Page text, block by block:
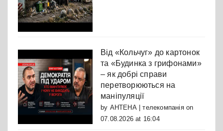
Від «Кольчуг» до картонок
та «Будинка з грифонами»
– як добрі справи
перетворюються на
маніпуляції
by АНТЕНА | телекомпаніяon
07.08.2026 at 16:04